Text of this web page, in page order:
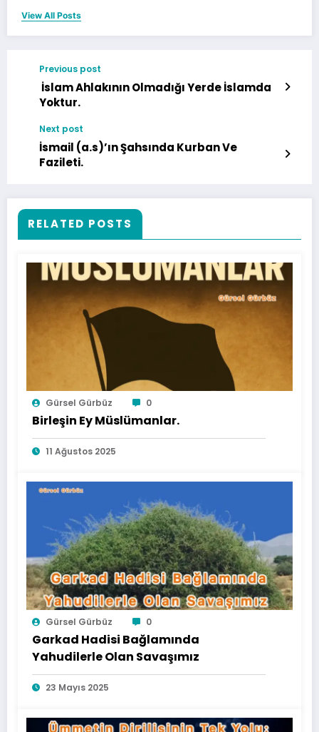
View All Posts
Previous post
İslam Ahlakının Olmadığı Yerde İslamda
Yoktur.
Next post
İsmail (a.s)’ın Şahsında Kurban Ve
Fazileti.
RELATED POSTS
Gürsel Gürbüz 0
Birleşin Ey Müslümanlar.
11 Ağustos 2025
Gürsel Gürbüz 0
Garkad Hadisi Bağlamında
Yahudilerle Olan Savaşımız
23 Mayıs 2025